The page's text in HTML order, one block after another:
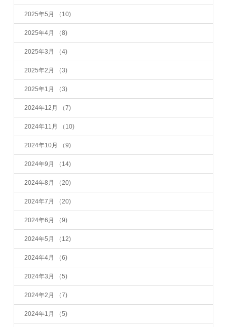
2025年5月 （10)
2025年4月 （8)
2025年3月 （4)
2025年2月 （3)
2025年1月 （3)
2024年12月 （7)
2024年11月 （10)
2024年10月 （9)
2024年9月 （14)
2024年8月 （20)
2024年7月 （20)
2024年6月 （9)
2024年5月 （12)
2024年4月 （6)
2024年3月 （5)
2024年2月 （7)
2024年1月 （5)